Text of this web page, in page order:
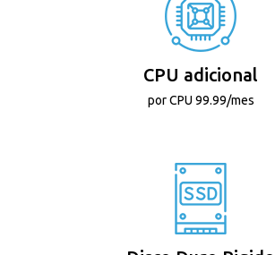
CPU adicional
por CPU 99.99/mes